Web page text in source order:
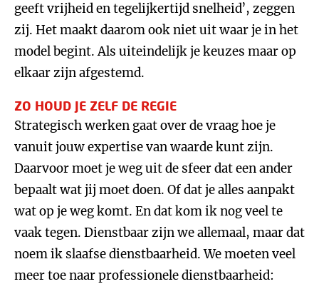
geeft vrijheid en tegelijkertijd snelheid’, zeggen
zij. Het maakt daarom ook niet uit waar je in het
model begint. Als uiteindelijk je keuzes maar op
elkaar zijn afgestemd.
ZO HOUD JE ZELF DE REGIE
Strategisch werken gaat over de vraag hoe je
vanuit jouw expertise van waarde kunt zijn.
Daarvoor moet je weg uit de sfeer dat een ander
bepaalt wat jij moet doen. Of dat je alles aanpakt
wat op je weg komt. En dat kom ik nog veel te
vaak tegen. Dienstbaar zijn we allemaal, maar dat
noem ik slaafse dienstbaarheid. We moeten veel
meer toe naar professionele dienstbaarheid: